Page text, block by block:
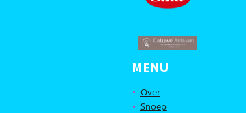
MENU
Over
Snoep